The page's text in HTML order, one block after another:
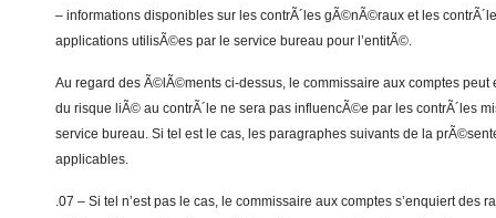
– informations disponibles sur les contrÃ´les gÃ©nÃ©raux et les
applications utilisÃ©es par le service bureau pour l’entitÃ©.
Au regard des Ã©lÃ©ments ci-dessus, le commissaire aux comptes peut
du risque liÃ© au contrÃ´le ne sera pas influencÃ©e par les contrÃ´les
service bureau. Si tel est le cas, les paragraphes suivants de la
applicables.
.07 – Si tel n’est pas le cas, le commissaire aux comptes s’enquiert des